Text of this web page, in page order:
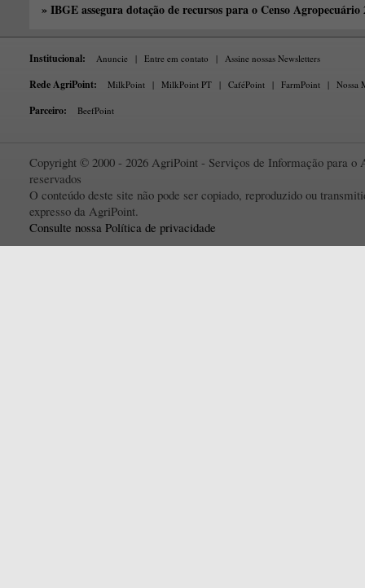
» IBGE assegura dotação de recursos para o Censo Agropecuário
Institucional: Anuncie | Entre em contato | Assine nossas Newsletters
Rede AgriPoint: MilkPoint | MilkPoint PT | CaféPoint | FarmPoint | Nossa
Parceiro: BeefPoint
Copyright © 2000 - 2026 AgriPoint - Serviços de Informação para o
reservados
O conteúdo deste site não pode ser copiado, reproduzido ou
expresso da AgriPoint.
Consulte nossa Política de privacidade